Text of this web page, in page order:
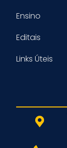
Ensino
Editais
Links Úteis